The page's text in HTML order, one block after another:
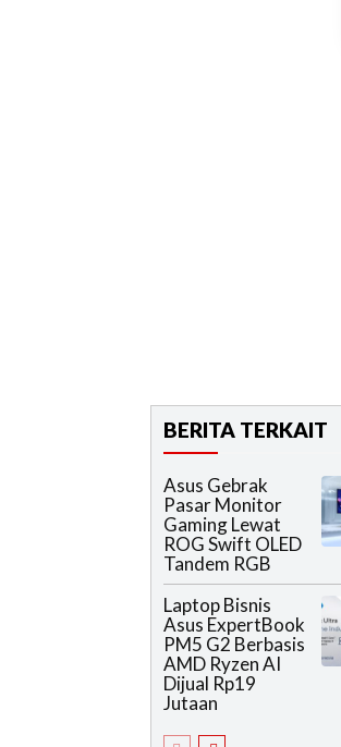
BERITA TERKAIT
Asus Gebrak
Pasar Monitor
Gaming Lewat
ROG Swift OLED
Tandem RGB
Laptop Bisnis
Asus ExpertBook
PM5 G2 Berbasis
AMD Ryzen AI
Dijual Rp19
Jutaan